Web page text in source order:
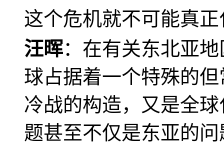
这个危机就不可能真
汪晖：在有关东北亚
球占据着一个特殊的
冷战的构造，又是全
题甚至不仅是东亚的